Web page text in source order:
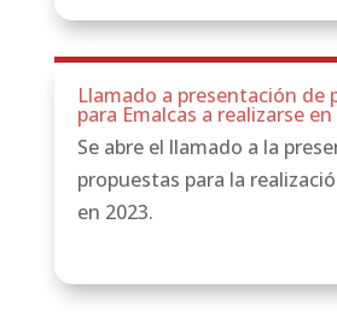
Llamado a presentación de
para Emalcas a realizarse en
Se abre el llamado a la
propuestas para la
en 2023.